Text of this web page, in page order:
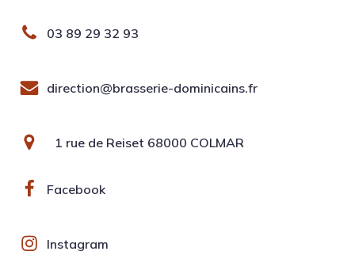
03 89 29 32 93
direction@brasserie-dominicains.fr
1 rue de Reiset 68000 COLMAR
Facebook
Instagram